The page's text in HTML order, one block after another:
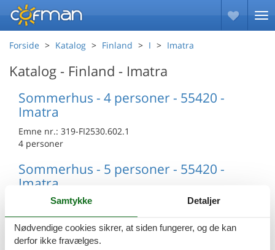
Forside Katalog Finland I Imatra
Katalog - Finland - Imatra
Sommerhus - 4 personer - 55420 -
Imatra
Emne nr.: 319-FI2530.602.1
4 personer
Sommerhus - 5 personer - 55420 -
Imatra
Emne nr.:319-FI2530.601.1
5 personer
Samtykke Detaljer
Nødvendige cookies sikrer, at siden fungerer, og de kan
derfor ikke fravælges.